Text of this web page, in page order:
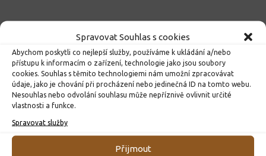
Spravovat Souhlas s cookies
Abychom poskytli co nejlepší služby, používáme k ukládání a/nebo
přístupu k informacím o zařízení, technologie jako jsou soubory
cookies. Souhlas s těmito technologiemi nám umožní zpracovávat
údaje, jako je chování při procházení nebo jedinečná ID na tomto webu.
Nesouhlas nebo odvolání souhlasu může nepříznivě ovlivnit určité
vlastnosti a funkce.
Spravovat služby
Přijmout